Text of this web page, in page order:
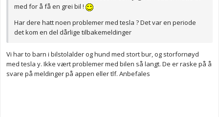
med for å få en grei bil !
Har dere hatt noen problemer med tesla ? Det var en periode
det kom en del dårlige tilbakemeldinger
Vi har to barn i bilstolalder og hund med stort bur, og storfornøyd
med tesla y. Ikke vært problemer med bilen så langt. De er raske på å
svare på meldinger på appen eller tlf. Anbefales